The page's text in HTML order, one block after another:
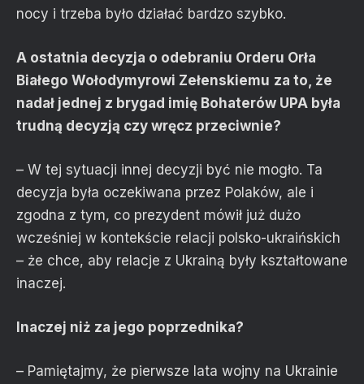
nocy i trzeba było działać bardzo szybko.
A ostatnia decyzja o odebraniu Orderu Orła
Białego Wołodymyrowi Zełenskiemu za to, że
nadał jednej z brygad imię Bohaterów UPA była
trudną decyzją czy wręcz przeciwnie?
– W tej sytuacji innej decyzji być nie mogło. Ta
decyzja była oczekiwana przez Polaków, ale i
zgodna z tym, co prezydent mówił już dużo
wcześniej w kontekście relacji polsko-ukraińskich
– że chce, aby relacje z Ukrainą były kształtowane
inaczej.
Inaczej niż za jego poprzednika?
– Pamiętajmy, że pierwsze lata wojny na Ukrainie